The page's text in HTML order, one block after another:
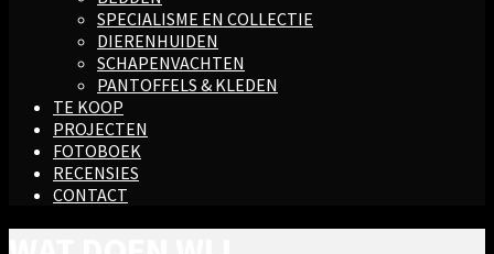
SPECIALISME EN COLLECTIE
DIERENHUIDEN
SCHAPENVACHTEN
PANTOFFELS & KLEDEN
TE KOOP
PROJECTEN
FOTOBOEK
RECENSIES
CONTACT